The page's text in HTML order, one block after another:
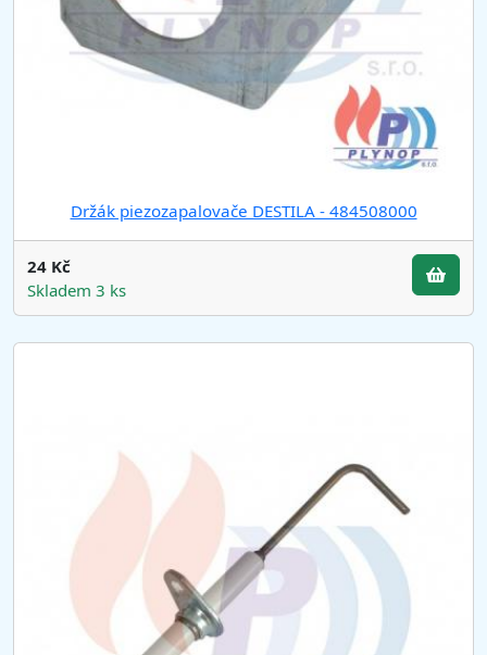
Držák piezozapalovače DESTILA - 484508000
24 Kč
Skladem 3 ks